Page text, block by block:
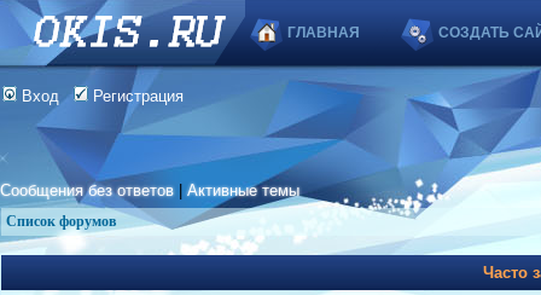
ГЛАВНАЯ СОЗДАТЬ
Вход Регистрация
Сообщения без ответов |Активные темы
Список форумов
Часто